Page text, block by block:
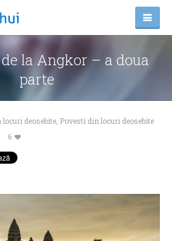
la Angkor – a doua
parte
locuri deosebite Povesti din locuri deosebite
6